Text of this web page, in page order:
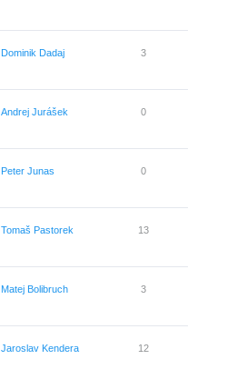
Dominik Dadaj 3
Andrej Jurášek 0
Peter Junas 0
Tomaš Pastorek 13
Matej Bolibruch 3
Jaroslav Kendera 12